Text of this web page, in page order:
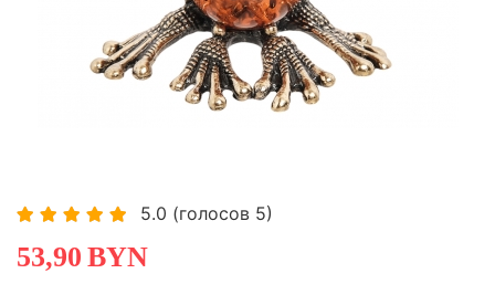
5.0 (голосов 5)
53,90 BYN